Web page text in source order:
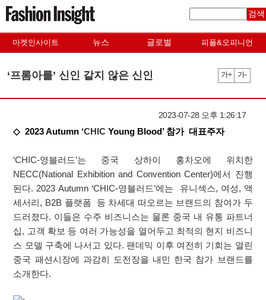
검색
마켓인사이트 뉴스 글로벌 피플&오피니언
‘프롬아를’ 신인 같지 않은 신인 가+ 가-
2023-07-28 오후 1:26:17
◇ 2023 Autumn ‘CHICYoung Blood’ 참가 대표주자
‘CHIC-영블러드’는 중국 상하이 홍차오에 위치한
NECC(National Exhibition and Convention Center)에서 진행
된다. 2023 Autumn ‘CHIC-영블러드’에는 유니섹스, 여성, 액
세서리, B2B 플랫폼 등 차세대 떠오르는 브랜드의 참여가 두
드러졌다. 이들은 수주 비즈니스는 물론 중국 내 유통 파트너
십, 고객 확보 등 여러 가능성을 열어두고 최적의 현지 비즈니
스 모델 구축에 나서고 있다. 팬데믹 이후 여전히 기회는 열린
중국 패션시장에 과감히 도전장을 내민 한국 참가 브랜드를
소개한다.